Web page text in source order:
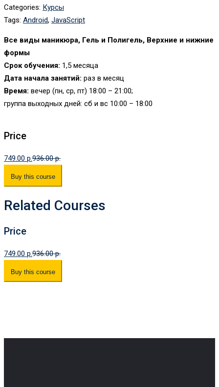
Categories: Курсы
Tags: Android, JavaScript
Все виды маникюра, Гель и Полигель, Верхние и нижние
формы
Срок обучения: 1,5 месяца
Дата начала занятий: раз в месяц
Время: вечер (пн, ср, пт) 18:00 – 21:00;
группа выходных дней: сб и вс 10:00 – 18:00
Price
749.00 p.936.00 p.
Buy this course
Related Courses
Price
749.00 p. 936.00 p.
Buy this course